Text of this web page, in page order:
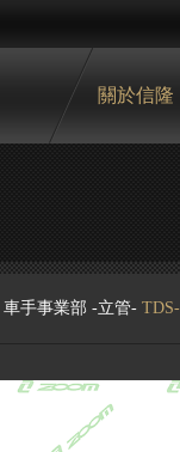
關於信隆
車手事業部 -立管-